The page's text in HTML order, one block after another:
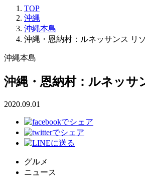
TOP
沖縄
沖縄本島
沖縄・恩納村：ルネッサンス リ
沖縄本島
沖縄・恩納村：ルネッサ
2020.09.01
グルメ
ニュース